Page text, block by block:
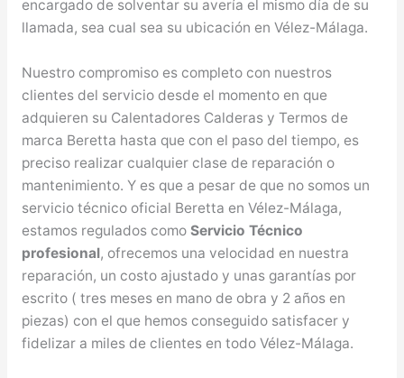
encargado de solventar su avería el mismo día de su
llamada, sea cual sea su ubicación en Vélez-Málaga.
Nuestro compromiso es completo con nuestros
clientes del servicio desde el momento en que
adquieren su Calentadores Calderas y Termos de
marca Beretta hasta que con el paso del tiempo, es
preciso realizar cualquier clase de reparación o
mantenimiento. Y es que a pesar de que no somos un
servicio técnico oficial Beretta en Vélez-Málaga,
estamos regulados como Servicio Técnico
profesional, ofrecemos una velocidad en nuestra
reparación, un costo ajustado y unas garantías por
escrito ( tres meses en mano de obra y 2 años en
piezas) con el que hemos conseguido satisfacer y
fidelizar a miles de clientes en todo Vélez-Málaga.